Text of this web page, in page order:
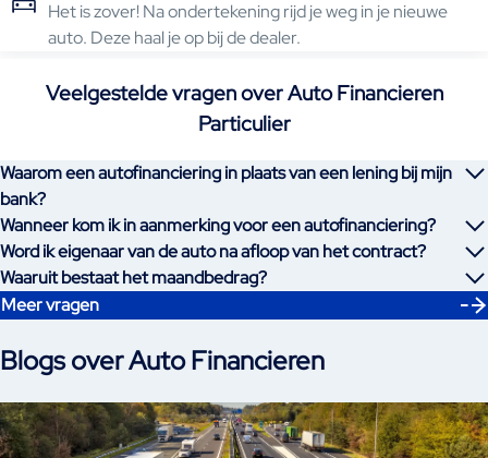
Het is zover! Na ondertekening rijd je weg in je nieuwe
auto. Deze haal je op bij de dealer.
Veelgestelde vragen over Auto Financieren
Particulier
Waarom een autofinanciering in plaats van een lening bij mijn
bank?
Wanneer kom ik in aanmerking voor een autofinanciering?
Word ik eigenaar van de auto na afloop van het contract?
Waaruit bestaat het maandbedrag?
Meer vragen
Blogs over Auto Financieren